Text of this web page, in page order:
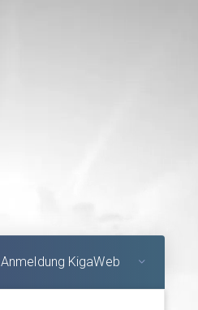
Anmeldung KigaWeb